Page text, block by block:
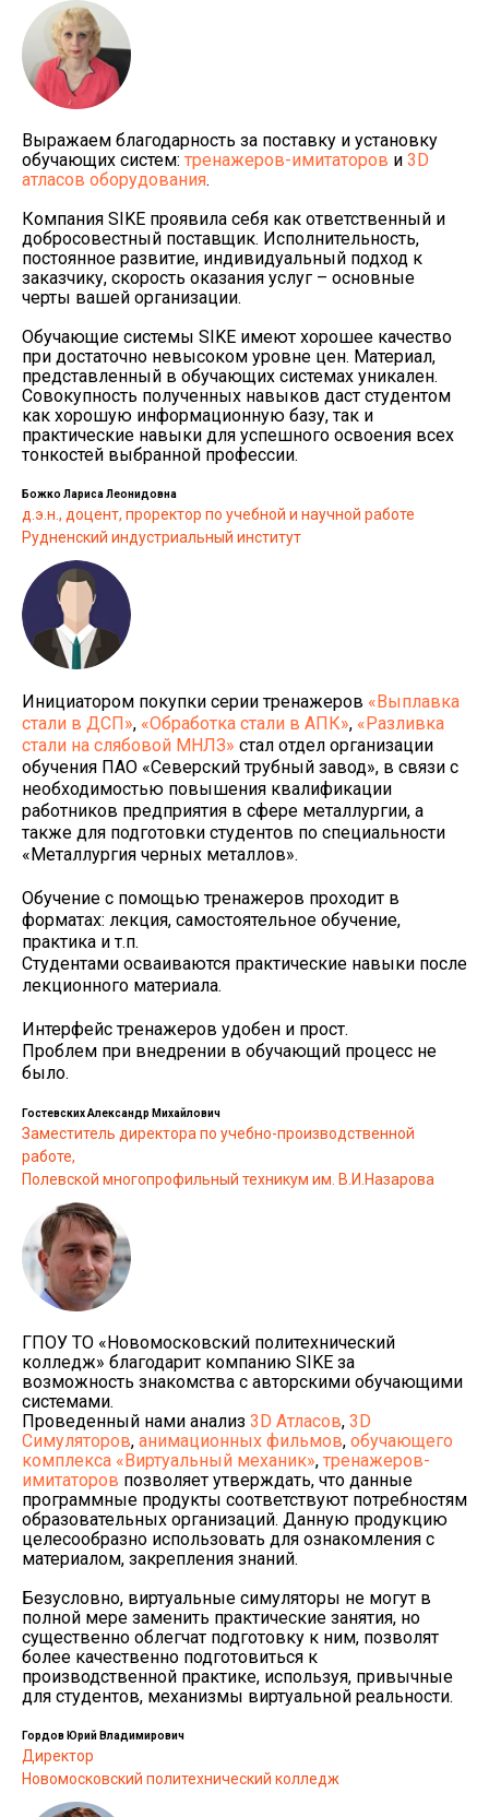
Выражаем благодарность за поставку и установку
обучающих систем: тренажеров-имитаторов и 3D
атласов оборудования.
Компания SIKE проявила себя как ответственный и
добросовестный поставщик. Исполнительность,
постоянное развитие, индивидуальный подход к
заказчику, скорость оказания услуг – основные
черты вашей организации.
Обучающие системы SIKE имеют хорошее качество
при достаточно невысоком уровне цен. Материал,
представленный в обучающих системах уникален.
Совокупность полученных навыков даст студентом
как хорошую информационную базу, так и
практические навыки для успешного освоения всех
тонкостей выбранной профессии.
Божко Лариса Леонидовна
д.э.н., доцент, проректор по учебной и научной работе
Рудненский индустриальный институт
Инициатором покупки серии тренажеров «Выплавка
стали в ДСП», «Обработка стали в АПК», «Разливка
стали на слябовой МНЛЗ» стал отдел организации
обучения ПАО «Северский трубный завод», в связи с
необходимостью повышения квалификации
работников предприятия в сфере металлургии, а
также для подготовки студентов по специальности
«Металлургия черных металлов».
Обучение с помощью тренажеров проходит в
форматах: лекция, самостоятельное обучение,
практика и т.п.
Студентами осваиваются практические навыки после
лекционного материала.
Интерфейс тренажеров удобен и прост.
Проблем при внедрении в обучающий процесс не
было.
Гостевских Александр Михайлович
Заместитель директора по учебно-производственной
работе,
Полевской многопрофильный техникум им. В.И.Назарова
ГПОУ ТО «Новомосковский политехнический
колледж» благодарит компанию SIKE за
возможность знакомства с авторскими обучающими
системами.
Проведенный нами анализ 3D Атласов, 3D
Симуляторов, анимационных фильмов, обучающего
комплекса «Виртуальный механик», тренажеров-
имитаторов позволяет утверждать, что данные
программные продукты соответствуют потребностям
образовательных организаций. Данную продукцию
целесообразно использовать для ознакомления с
материалом, закрепления знаний.
Безусловно, виртуальные симуляторы не могут в
полной мере заменить практические занятия, но
существенно облегчат подготовку к ним, позволят
более качественно подготовиться к
производственной практике, используя, привычные
для студентов, механизмы виртуальной реальности.
Гордов Юрий Владимирович
Директор
Новомосковский политехнический колледж